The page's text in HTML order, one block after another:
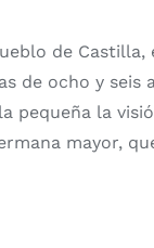
de
de ocho y
pequeña la
mayor,